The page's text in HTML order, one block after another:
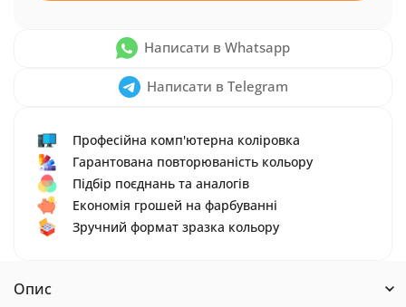
Написати в Whatsapp
Написати в Telegram
Професійна комп'ютерна коліровка
Гарантована повторюваність кольору
Підбір поєднань та аналогів
Економія грошей на фарбуванні
Зручний формат зразка кольору
Опис